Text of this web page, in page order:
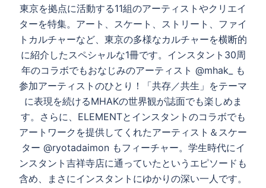
東京を拠点に活動する11組のアーティストやクリエイ
ターを特集。アート、スケート、ストリート、ファイ
トカルチャーなど、東京の多様なカルチャーを横断的
に紹介したスペシャルな1冊です。インスタント30周
年のコラボでもおなじみのアーティスト @mhak_ も
参加アーティストのひとり！「共存／共生」をテーマ
に表現を続けるMHAKの世界観が誌面でも楽しめま
す。さらに、ELEMENTとインスタントのコラボでも
アートワークを提供してくれたアーティスト＆スケー
ター @ryotadaimon もフィーチャー。学生時代にイ
ンスタント吉祥寺店に通っていたというエピソードも
含め、まさにインスタントにゆかりの深い一人です。